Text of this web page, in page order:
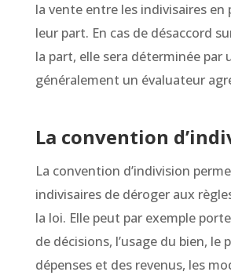
la vente entre les indivisaires
leur part. En cas de désaccord
la part, elle sera déterminée par
généralement un évaluateur
La convention
La convention d’indivision
indivisaires de déroger aux
la loi. Elle peut par exemple
de décisions, l’usage du bien, le
dépenses et des revenus, les